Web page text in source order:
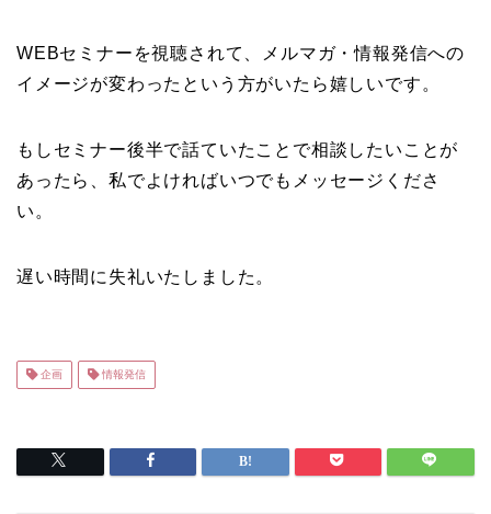
WEBセミナーを視聴されて、メルマガ・情報発信への
イメージが変わったという方がいたら嬉しいです。
もしセミナー後半で話ていたことで相談したいことが
あったら、私でよければいつでもメッセージくださ
い。
遅い時間に失礼いたしました。
企画 情報発信